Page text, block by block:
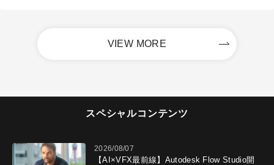
VIEW MORE
スペシャルコンテンツ
2026/08/07
【AI×VFX最前線】Autodesk Flow Studio開